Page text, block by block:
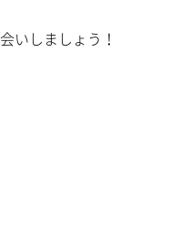
いしましょう！